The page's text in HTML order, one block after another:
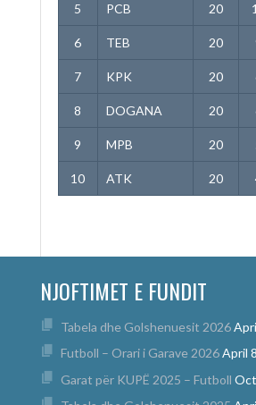
5 PCB 20
6 TEB 20
7 KPK 20
8 DOGANA 20
9 MPB 20
10 ATK 20
NJOFTIMET E FUNDIT
Tabela dhe Golshenuesit 2026
Futboll – Orari i Garave 2026 April
Garat për KUPË 2025 – Futboll